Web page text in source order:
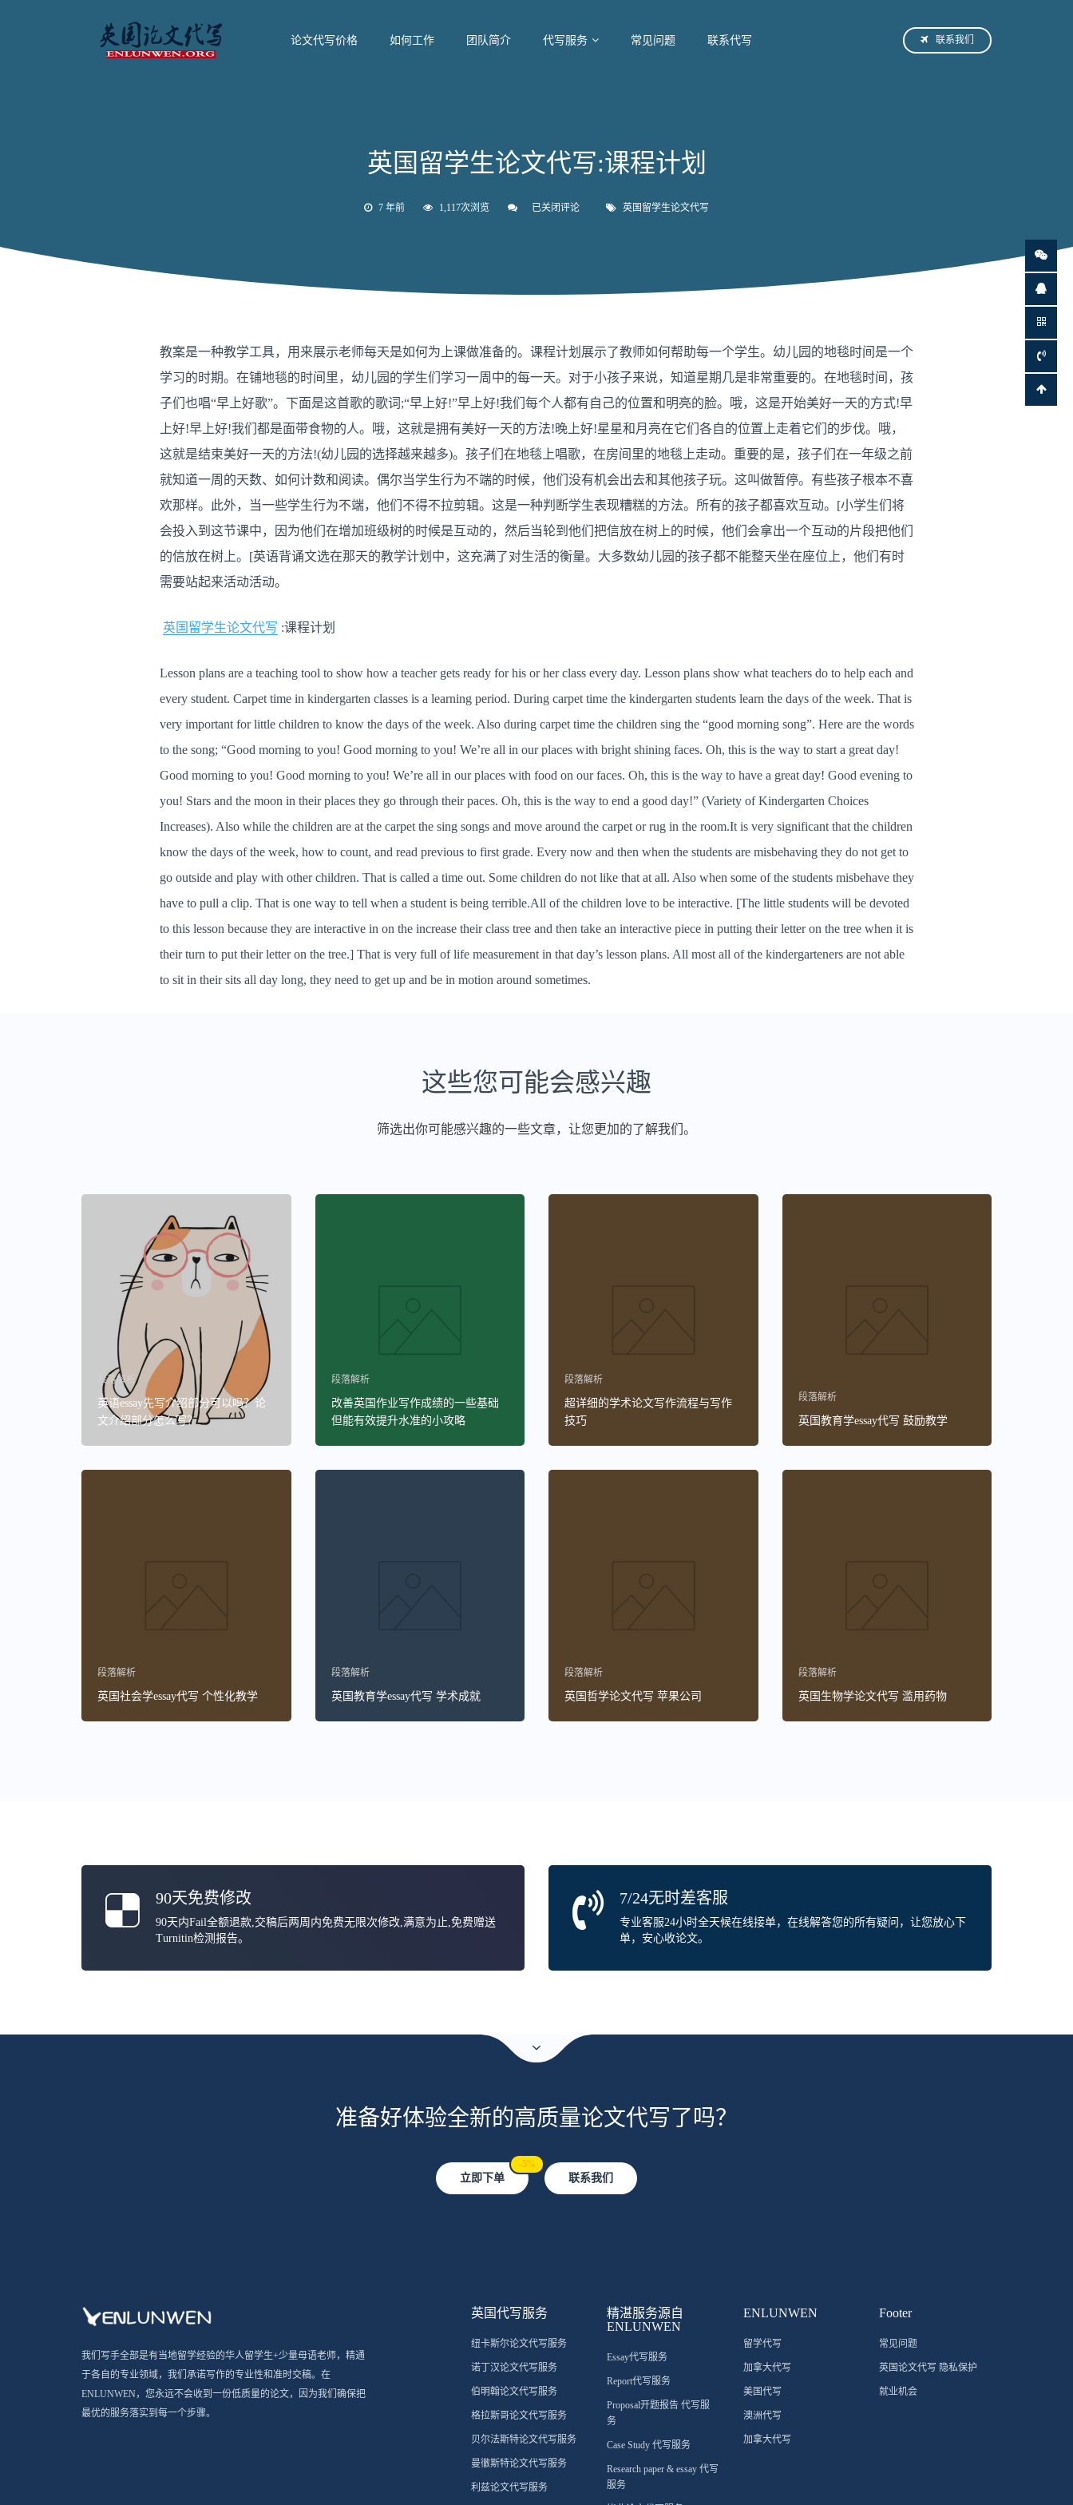
论文代写价格 如何工作 团队简介 代写服务 常见问题 联系代写 联系我们
英国留学生论文代写:课程计划
7 年前 1,117次浏览
英
程
计
划
已关闭评论 英国留学生论文代写
教案是一种教学工具，用来展示老师每天是如何为上课做准备的。课程计划展示了教师如何帮助每一个学生。幼儿园的地毯时间是一个
学习的时期。在铺地毯的时间里，幼儿园的学生们学习一周中的每一天。对于小孩子来说，知道星期几是非常重要的。在地毯时间，孩
子们也唱“早上好歌”。下面是这首歌的歌词;“早上好!”早上好!我们每个人都有自己的位置和明亮的脸。哦，这是开始美好一天的方式!早
上好!早上好!我们都是面带食物的人。哦，这就是拥有美好一天的方法!晚上好!星星和月亮在它们各自的位置上走着它们的步伐。哦，
这就是结束美好一天的方法!(幼儿园的选择越来越多)。孩子们在地毯上唱歌，在房间里的地毯上走动。重要的是，孩子们在一年级之前
就知道一周的天数、如何计数和阅读。偶尔当学生行为不端的时候，他们没有机会出去和其他孩子玩。这叫做暂停。有些孩子根本不喜
欢那样。此外，当一些学生行为不端，他们不得不拉剪辑。这是一种判断学生表现糟糕的方法。所有的孩子都喜欢互动。[小学生们将
会投入到这节课中，因为他们在增加班级树的时候是互动的，然后当轮到他们把信放在树上的时候，他们会拿出一个互动的片段把他们
的信放在树上。[英语背诵文选在那天的教学计划中，这充满了对生活的衡量。大多数幼儿园的孩子都不能整天坐在座位上，他们有时
需要站起来活动活动。
英国留学生论文代写 :课程计划
Lesson plans are a teaching tool to show how a teacher gets ready for his or her class every day. Lesson plans show what teachers do to help each and
every student. Carpet time in kindergarten classes is a learning period. During carpet time the kindergarten students learn the days of the week. That is
very important for little children to know the days of the week. Also during carpet time the children sing the “good morning song”. Here are the words
to the song; “Good morning to you! Good morning to you! We’re all in our places with bright shining faces. Oh, this is the way to start a great day!
Good morning to you! Good morning to you! We’re all in our places with food on our faces. Oh, this is the way to have a great day! Good evening to
you! Stars and the moon in their places they go through their paces. Oh, this is the way to end a good day!” (Variety of Kindergarten Choices
Increases). Also while the children are at the carpet the sing songs and move around the carpet or rug in the room.It is very significant that the children
know the days of the week, how to count, and read previous to first grade. Every now and then when the students are misbehaving they do not get to
go outside and play with other children. That is called a time out. Some children do not like that at all. Also when some of the students misbehave they
have to pull a clip. That is one way to tell when a student is being terrible.All of the children love to be interactive. [The little students will be devoted
to this lesson because they are interactive in on the increase their class tree and then take an interactive piece in putting their letter on the tree when it is
their turn to put their letter on the tree.] That is very full of life measurement in that day’s lesson plans. All most all of the kindergarteners are not able
to sit in their sits all day long, they need to get up and be in motion around sometimes.
这些您可能会感兴趣
筛选出你可能感兴趣的一些文章，让您更加的了解我们。
段落解析
英语essay先写介绍部分可以吗？论
文介绍部分怎么写？
段落解析
改善英国作业写作成绩的一些基础
但能有效提升水准的小攻略
段落解析
超详细的学术论文写作流程与写作
技巧
段落解析
英国教育学essay代写 鼓励教学
段落解析
英国社会学essay代写 个性化教学
段落解析
英国教育学essay代写 学术成就
段落解析
英国哲学论文代写 苹果公司
段落解析
英国生物学论文代写 滥用药物
90天免费修改
90天内Fail全额退款,交稿后两周内免费无限次修改,满意为止,免费赠送
Turnitin检测报告。
7/24无时差客服
专业客服24小时全天候在线接单，在线解答您的所有疑问，让您放心下
单，安心收论文。
准备好体验全新的高质量论文代写了吗？
立即下单
-5%
联系我们
我们写手全部是有当地留学经验的华人留学生+少量母语老师，精通
于各自的专业领域，我们承诺写作的专业性和准时交稿。在
ENLUNWEN，您永远不会收到一份低质量的论文，因为我们确保把
最优的服务落实到每一个步骤。
英国代写服务
纽卡斯尔论文代写服务
诺丁汉论文代写服务
伯明翰论文代写服务
格拉斯哥论文代写服务
贝尔法斯特论文代写服务
曼徹斯特论文代写服务
利兹论文代写服务
精湛服务源自
ENLUNWEN
Essay代写服务
Report代写服务
Proposal开题报告 代写服
务
Case Study 代写服务
Research paper & essay 代写
服务
ENLUNWEN
留学代写
加拿大代写
美国代写
澳洲代写
加拿大代写
Footer
常见问题
英国论文代写 隐私保护
就业机会